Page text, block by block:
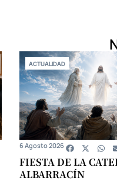
ACTUALIDAD
FIESTA DE LA
ALBARRACÍN
6 Agosto 2026